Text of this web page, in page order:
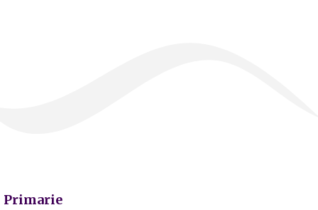
Primarie